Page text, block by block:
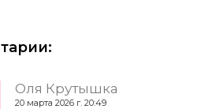
Оля Крутышка
20 марта 2026 г. 20:49